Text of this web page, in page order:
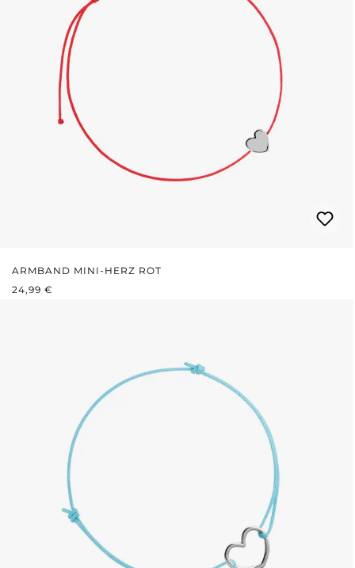
ARMBAND MINI-HERZ ROT
REGULÄRER PREIS:
24,99 €